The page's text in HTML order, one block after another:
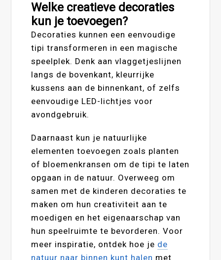
Welke creatieve decoraties
kun je toevoegen?
Decoraties kunnen een eenvoudige
tipi transformeren in een magische
speelplek. Denk aan vlaggetjeslijnen
langs de bovenkant, kleurrijke
kussens aan de binnenkant, of zelfs
eenvoudige LED-lichtjes voor
avondgebruik.
Daarnaast kun je natuurlijke
elementen toevoegen zoals planten
of bloemenkransen om de tipi te laten
opgaan in de natuur. Overweeg om
samen met de kinderen decoraties te
maken om hun creativiteit aan te
moedigen en het eigenaarschap van
hun speelruimte te bevorderen. Voor
meer inspiratie, ontdek hoe je de
natuur naar binnen kunt halen met